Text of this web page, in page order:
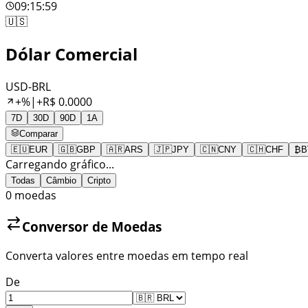
09:15:59
🇺🇸
Dólar Comercial
USD-BRL
+%|+R$ 0.0000
7D 30D 90D
1A
Comparar
🇪🇺EUR 🇬🇧GBP 🇦🇷ARS 🇯🇵JPY 🇨🇳CNY 🇨🇭CHF ₿
Carregando gráfico...
Todas Câmbio Cripto
0 moedas
Conversor de Moedas
Converta valores entre moedas em tempo real
De